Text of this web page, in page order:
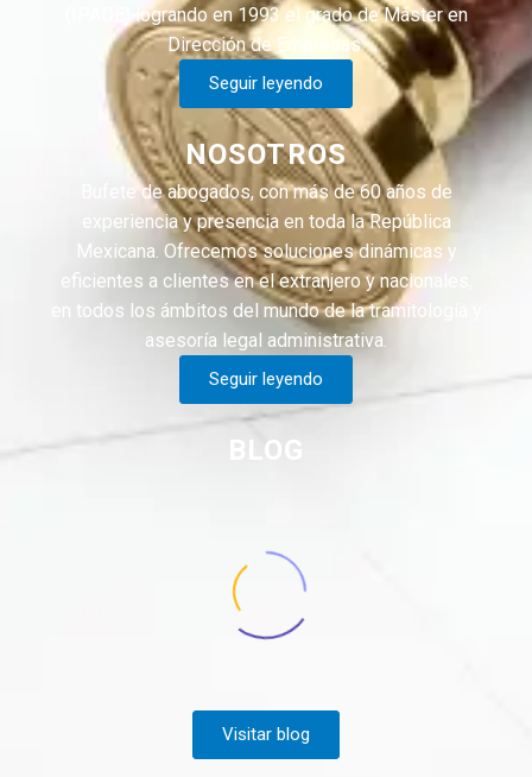
(IPADE) logrando en 1993 el grado de Máster en
Dirección de Empresas.
Seguir leyendo
NOSOTROS
Bufete de abogados, con más de 60 años de
experiencia y presencia en toda la República
Mexicana. Ofrecemos soluciones dinámicas y
eficientes a clientes en el extranjero y nacionales,
en todos los ámbitos del mundo de la tramitología y
asesoría legal administrativa.
Seguir leyendo
BLOG
Visitar blog